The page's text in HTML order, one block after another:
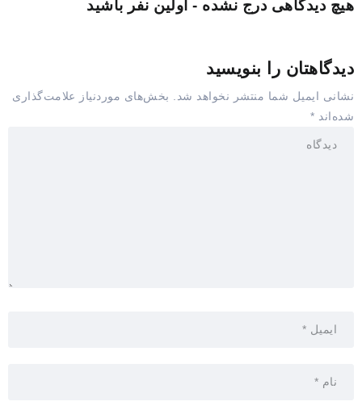
هیچ دیدگاهی درج نشده - اولین نفر باشید
دیدگاهتان را بنویسید
نشانی ایمیل شما منتشر نخواهد شد.
بخش‌های موردنیاز علامت‌گذاری
شده‌اند *